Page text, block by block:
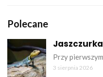
Polecane
Przy
3 sierpnia 2026